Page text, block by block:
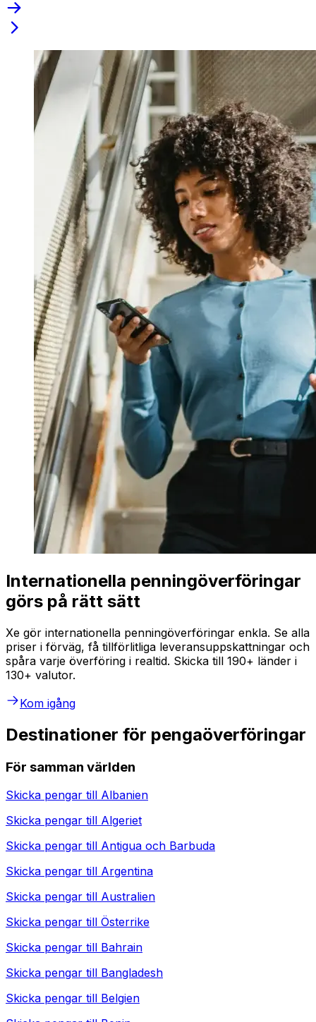
Internationella penningöverföringar
görs på rätt sätt
Xe gör internationella penningöverföringar enkla. Se alla
priser i förväg, få tillförlitliga leveransuppskattningar och
spåra varje överföring i realtid. Skicka till 190+ länder i
130+ valutor.
Kom igång
Destinationer för pengaöverföringar
För samman världen
Skicka pengar till Albanien
Skicka pengar till Algeriet
Skicka pengar till Antigua och Barbuda
Skicka pengar till Argentina
Skicka pengar till Australien
Skicka pengar till Österrike
Skicka pengar till Bahrain
Skicka pengar till Bangladesh
Skicka pengar till Belgien